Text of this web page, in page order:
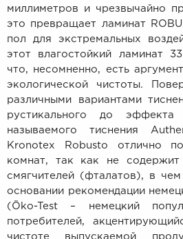
миллиметров и чрезвычайно
это превращает ламинат
пол для экстремальных
этот влагостойкий ламинат
что, несомненно, есть
экологической чистоты.
различными вариантами
рустикального до эффекта
называемого тиснения
Kronotex Robusto отлично
комнат, так как
не содержит
смягчителей (фталатов), в
основании рекомендации
(Öko-Test – немецкий
потребителей,
чистоте выпускаемой